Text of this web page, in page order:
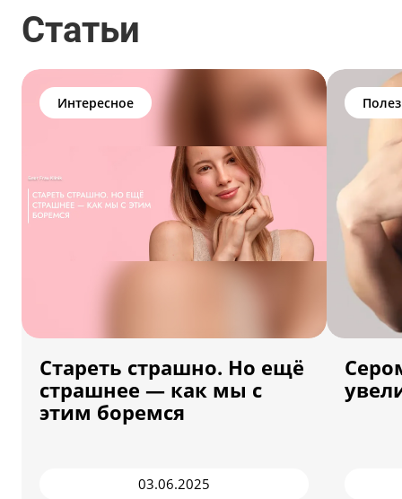
Статьи
Интересное
Стареть страшно. Но ещё
страшнее — как мы с
этим боремся
03.06.2025